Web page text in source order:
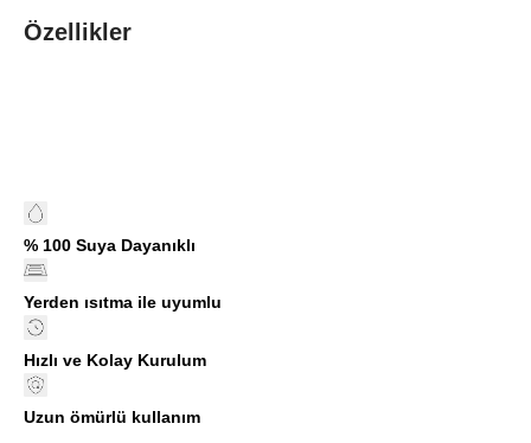
Özellikler
% 100 Suya Dayanıklı
Yerden ısıtma ile uyumlu
Hızlı ve Kolay Kurulum
Uzun ömürlü kullanım